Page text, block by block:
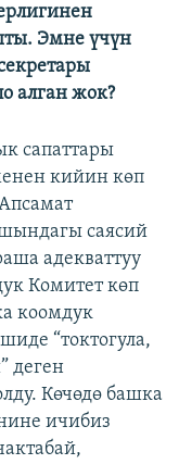
Эмне үчүн
алган жок?
сапаттары
кийин көп
саясий
адекваттуу
Комитет көп
коомдук
“токтогула,
деген
Көчөдө башка
ичибиз